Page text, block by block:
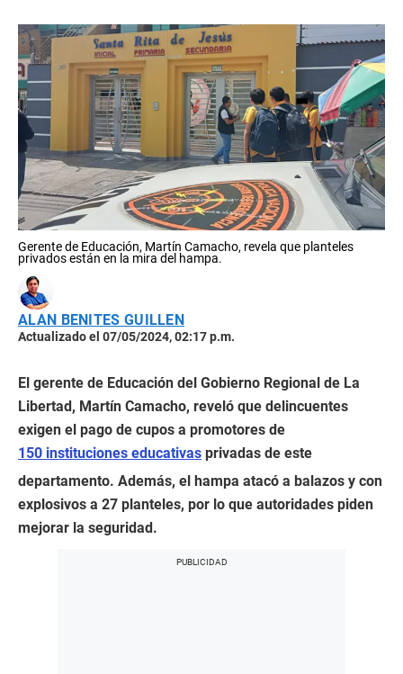
Gerente de Educación, Martín Camacho, revela que planteles
privados están en la mira del hampa.
ALAN BENITES GUILLEN
Actualizado el 07/05/2024, 02:17 p.m.
El gerente de Educación del Gobierno Regional de La
Libertad, Martín Camacho, reveló que delincuentes
exigen el pago de cupos a promotores de
150 instituciones educativas privadas de este
departamento. Además, el hampa atacó a balazos y con
explosivos a 27 planteles, por lo que autoridades piden
mejorar la seguridad.